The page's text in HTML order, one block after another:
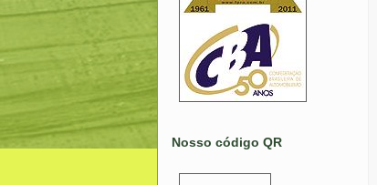
Nosso código QR